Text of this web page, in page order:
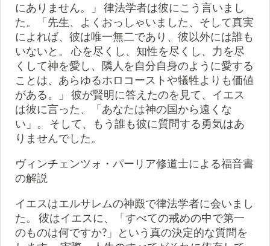
にありません。」 律法学者は彼にこう言いまし
た。「先生、よくおっしゃいました、そして真実
によれば、彼は唯一無二であり、彼以外には誰も
いないと。 心を尽くし、知性を尽くし、力を尽
くして神を愛し、隣人を自分自身のように愛する
ことは、あらゆるホロコーストや犠牲よりも価値
がある。」 彼が賢明に答えたのを見て、イエス
は彼に言った、「あなたは神の国から遠くな
い」。 そして、もう誰も彼に質問する勇気はあ
りませんでした。
ヴィンチェンツォ・パーリア修道士による福音書
の解説
イエスはエルサレムの神殿で律法学者に会いまし
た。 彼はイエスに、「すべての戒めの中で第一
のものは何ですか?」という真の決定的な質問を